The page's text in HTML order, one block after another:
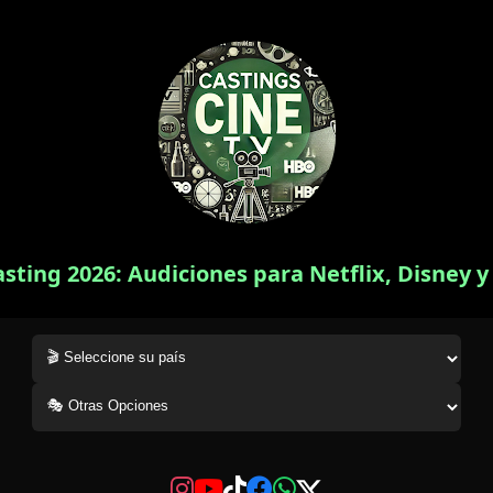
2026: Audiciones para Netflix, Disney